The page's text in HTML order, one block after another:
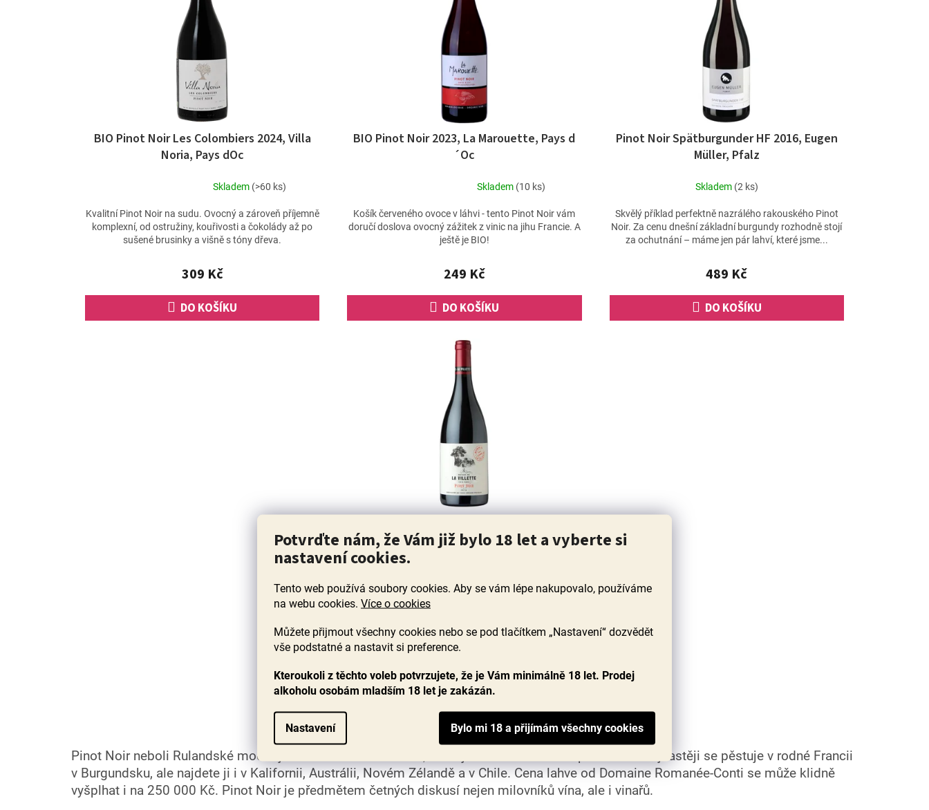
Potvrďte nám, že Vám již bylo 18 let a vyberte si
nastavení cookies.
Tento web používá soubory cookies. Aby se vám lépe nakupovalo, používáme
na webu cookies. Více o cookies
Můžete přijmout všechny cookies nebo se pod tlačítkem „Nastavení“ dozvědět
vše podstatné a nastavit si preference.
Kteroukoli z těchto voleb potvrzujete, že je Vám minimálně 18 let. Prodej
alkoholu osobám mladším 18 let je zakázán.
Nastavení
BIO Pinot Noir Les Colombiers 2024, Villa
Noria, Pays dOc
hodnocení
produktu
je
Skladem (>60 ks)
309 Kč
DO KOŠÍKU
Kvalitní Pinot Noir na sudu. Ovocný a zároveň příjemně
komplexní, od ostružiny, kouřivosti a čokolády až po
sušené brusinky a višně s tóny dřeva.
BIO Pinot Noir 2023, La Marouette, Pays d
´Oc
hodnocení
produktu
Skladem (10 ks)
249 Kč
DO KOŠÍKU
Košík červeného ovoce v láhvi - tento Pinot Noir vám
doručí doslova ovocný zážitek z vinic na jihu Francie. A
ještě je BIO!
Pinot Noir Spätburgunder HF 2016, Eugen
Müller, Pfalz
Skladem (2 ks)
489 Kč
DO KOŠÍKU
Skvělý příklad perfektně nazrálého rakouského Pinot
Noir. Za cenu dnešní základní burgundy rozhodně stojí
za ochutnání – máme jen pár lahví, které jsme...
Průměrné
hodnocení
produktu
4,2
z
hvězdiček.
DO KOŠÍKU
Kvalitní Pinot Noir na sudu v burgundském stylu, ale za
ostružiny, kouřivosti, kůže, kávy po sušené...
O
v
l
á
d
a
Pinot Noir neboli Rulandské modré je odrůda červeného vína, která je velmi náročná na pěstování. Nejčastěji se pěstuje v rodné Francii
v Burgundsku, ale najdete ji i v Kalifornii, Austrálii, Novém Zélandě a v Chile. Cena lahve od Domaine Romanée-Conti se může klidně
vyšplhat i na 250 000 Kč. Pinot Noirje předmětem četných diskusí nejen milovníků vína, ale i vinařů.